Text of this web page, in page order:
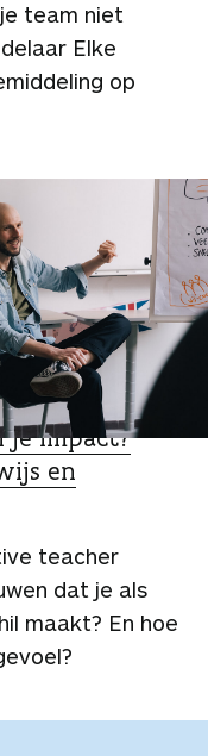
team niet
Elke
op
je impact?
en
teacher
dat je als
maakt? En hoe